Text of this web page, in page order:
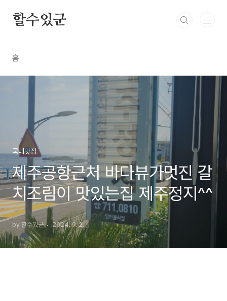
할수있군
홈
국내맛집
제주공항근처 바다뷰가멋진 갈
치조림이 맛있는집 제주정지^^
by 할수있군 2024. 9. 2.